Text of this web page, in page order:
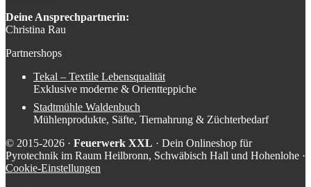
Deine Ansprechpartnerin:
Christina Rau
Partnershops
Tekal – Textile Lebensqualität
Exklusive moderne & Orientteppiche
Stadtmühle Waldenbuch
Mühlenprodukte, Säfte, Tiernahrung & Züchterbedarf
© 2015-2026 · Feuerwerk XXL · Dein Onlineshop für
Pyrotechnik im Raum Heilbronn, Schwäbisch Hall und Hohenlohe ·
Cookie-Einstellungen